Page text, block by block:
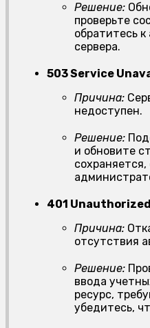
Решение:
проверьте
обратитесь
сервера.
503 Service
Причина:
недоступен.
Решение:
и обновите
401 Unauthorized
Причина:
отсутствия
Решение:
ввода
ресурс,
убедитесь,